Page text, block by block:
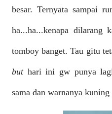
besar. Ternyata sampai
ha...ha...kenapa dilarang
tomboy banget. Tau gitu
buthari ini gw punya lagi
sama dan warnanya